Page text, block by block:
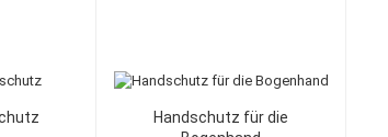
Handschutz für die